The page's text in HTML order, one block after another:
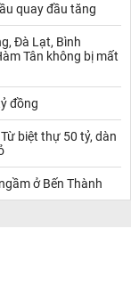
phát hiện vào
Yên.
gồm Hưng
Hà Nam, Hải
nghiệp và Phát
phải tiêu hủy trên
quay đầu tăng
Đà Lạt, Bình
Tân không bị mất
đồng
biệt thự 50 tỷ, dàn
ở Bến Thành